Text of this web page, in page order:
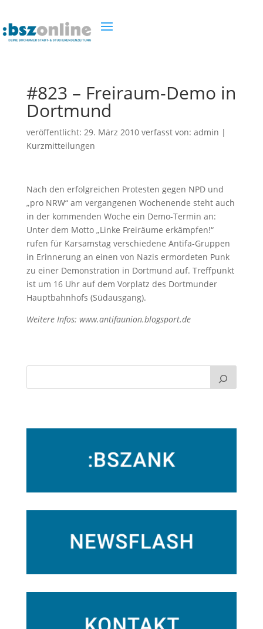
#823 – Freiraum-Demo in
Dortmund
veröffentlicht: 29. März 2010verfasst von: admin |
Kurzmitteilungen
Nach den erfolgreichen Protesten gegen NPD und
„pro NRW“ am vergangenen Wochenende steht auch
in der kommenden Woche ein Demo-Termin an:
Unter dem Motto „Linke Freiräume erkämpfen!“
rufen für Karsamstag verschiedene Antifa-Gruppen
in Erinnerung an einen von Nazis ermordeten Punk
zu einer Demonstration in Dortmund auf. Treffpunkt
ist um 16 Uhr auf dem Vorplatz des Dortmunder
Hauptbahnhofs (Südausgang).
Weitere Infos: www.antifaunion.blogsport.de